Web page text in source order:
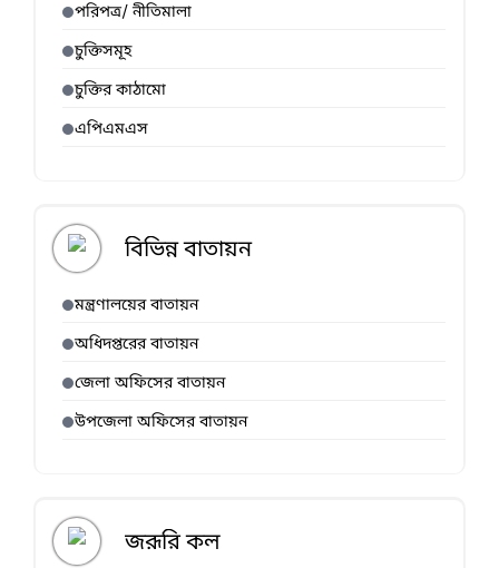
পরিপত্র/ নীতিমালা
চুক্তিসমূহ
চুক্তির কাঠামো
এপিএমএস
বিভিন্ন বাতায়ন
মন্ত্রণালয়ের বাতায়ন
অধিদপ্তরের বাতায়ন
জেলা অফিসের বাতায়ন
উপজেলা অফিসের বাতায়ন
জরূরি কল